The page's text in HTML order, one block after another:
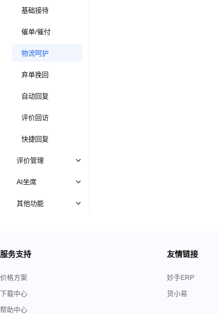
基础接待
催单/催付
物流呵护
弃单挽回
自动回复
评价回访
快捷回复
评价管理
AI坐席
其他功能
服务支持
价格方案
下载中心
帮助中心
友情链接
妙手ERP
货小易